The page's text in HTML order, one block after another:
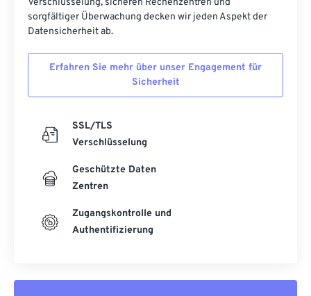
Verschlüsselung, sicheren Rechenzentren und
sorgfältiger Überwachung decken wir jeden Aspekt der
Datensicherheit ab.
Erfahren Sie mehr über unser Engagement für
Sicherheit
SSL/TLS
Verschlüsselung
Geschützte Daten
Zentren
Zugangskontrolle und
Authentifizierung